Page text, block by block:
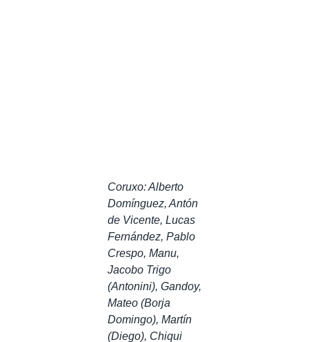
Coruxo: Alberto
Domínguez, Antón
de Vicente, Lucas
Fernández, Pablo
Crespo, Manu,
Jacobo Trigo
(Antonini), Gandoy,
Mateo (Borja
Domingo), Martín
(Diego), Chiqui